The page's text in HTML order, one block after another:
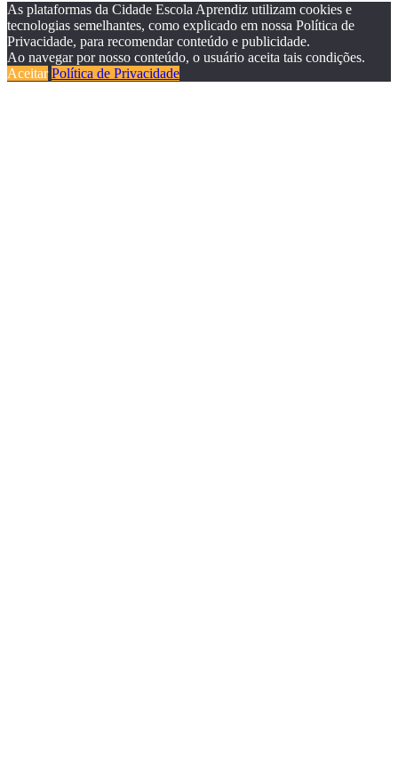
As plataformas da Cidade Escola Aprendiz utilizam cookies e
tecnologias semelhantes, como explicado em nossa Política de
Privacidade, para recomendar conteúdo e publicidade.
Ao navegar por nosso conteúdo, o usuário aceita tais condições.
Aceitar Política de Privacidade